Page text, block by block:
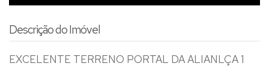
Descrição do Imóvel
EXCELENTE TERRENO PORTAL DA ALIANLÇA 1